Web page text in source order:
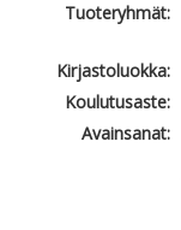
Tuoteryhmät:
Kirjastoluokka:
Koulutusaste:
Avainsanat: